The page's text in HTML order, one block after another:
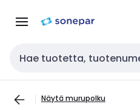
navigointiinsisältöön
Haku
Näytä murupolku